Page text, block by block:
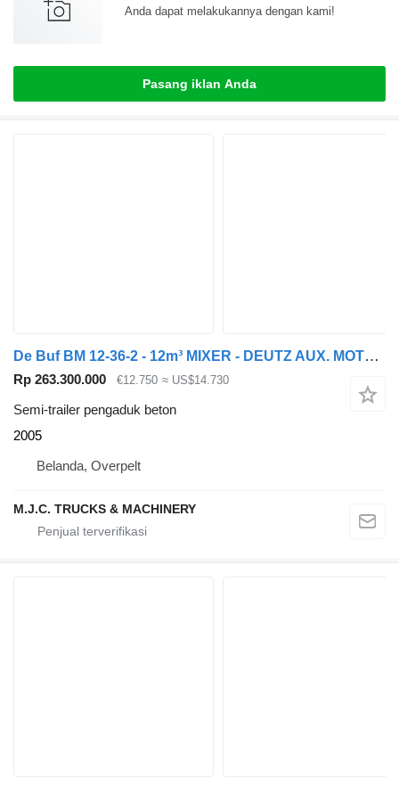
Anda dapat melakukannya dengan kami!
Pasang iklan Anda
De Buf BM 12-36-2 - 12m³ MIXER - DEUTZ AUX. MOTOR - BPW AXLES - ALU WHE
Rp 263.300.000 €12.750 ≈ US$14.730
Semi-trailer pengaduk beton
2005
Belanda, Overpelt
M.J.C. TRUCKS & MACHINERY